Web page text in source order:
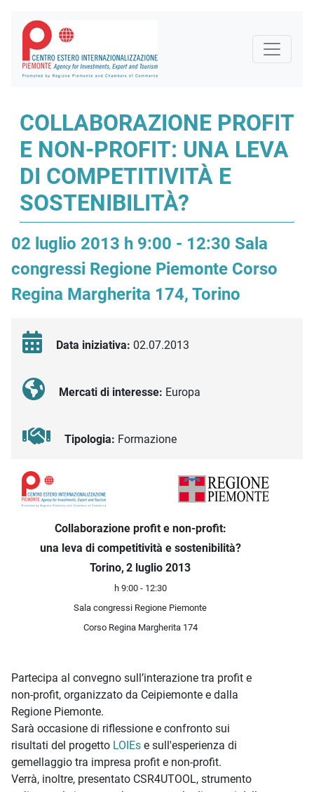
COLLABORAZIONE PROFIT
E NON-PROFIT: UNA LEVA
DI COMPETITIVITÀ E
SOSTENIBILITÀ?
02 luglio 2013 h 9:00 - 12:30 Sala
congressi Regione Piemonte Corso
Regina Margherita 174, Torino
Data iniziativa: 02.07.2013
Mercati di interesse: Europa
Tipologia: Formazione
Descrizione iniziativa
Collaborazione profit e non-profit:
una leva di competitività e sostenibilità?
Torino, 2 luglio 2013
h 9:00 - 12:30
Sala congressi Regione Piemonte
Corso Regina Margherita 174
Partecipa al convegno sull’interazione tra profit e
non-profit, organizzato da Ceipiemonte e dalla
Regione Piemonte.
Sarà occasione di riflessione e confronto sui
risultati del progetto LOIEs e sull'esperienza di
gemellaggio tra impresa profit e non-profit.
Verrà, inoltre, presentato CSR4UTOOL, strumento